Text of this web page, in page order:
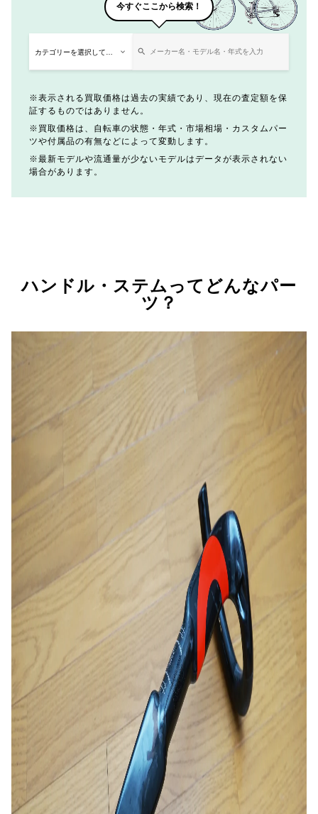
今すぐここから検索！
表示される買取価格は過去の実績であり、現在の査定額を保
証するものではありません。
買取価格は、自転車の状態・年式・市場相場・カスタムパー
ツや付属品の有無などによって変動します。
最新モデルや流通量が少ないモデルはデータが表示されない
場合があります。
ハンドル・ステムってどんなパー
ツ？